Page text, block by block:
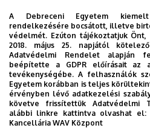
2. évfolyam (2022-23 ősz)
3. évfolyam (2022-23 ősz)
4. évfolyam (2022-23 ősz)
Legutóbbi frissítés: 2023. 06. 08.
A Debreceni Egyetem
rendelkezésére bocsátott, illetve
védelmét. Ezúton tájékoztatjuk
2018. május 25. napjától
Adatvédelmi Rendelet alapján
beépítette a GDPR előírásait az
tevékenységébe. A felhasználók
Egyetem korábban is teljes
érvényben lévő adatkezelési
követve frissítettük Adatvédelmi
alábbi linkre kattintva olvashat
Kancellária WAV Központ